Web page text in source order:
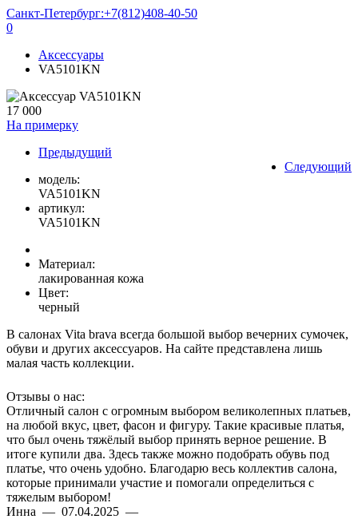
Санкт-Петербург:+7(812)408-40-50
0
Аксессуары
VA5101KN
17 000
На примерку
Предыдущий
Следующий
модель:
VA5101KN
артикул:
VA5101KN
Материал:
лакированная кожа
Цвет:
черный
В салонах Vita brava всегда большой выбор вечерних сумочек,
обуви и других аксессуаров. На сайте представлена лишь
малая часть коллекции.
Отзывы о нас:
Отличный салон с огромным выбором великолепных платьев,
на любой вкус, цвет, фасон и фигуру. Такие красивые платья,
что был очень тяжёлый выбор принять верное решение. В
итоге купили два. Здесь также можно подобрать обувь под
платье, что очень удобно. Благодарю весь коллектив салона,
которые принимали участие и помогали определиться с
тяжелым выбором!
Инна — 07.04.2025 —